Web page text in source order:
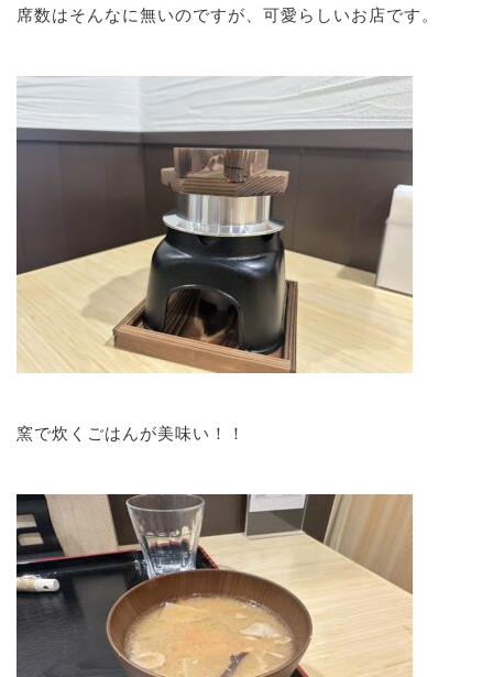
席数はそんなに無いのですが、可愛らしいお店です。
窯で炊くごはんが美味い！！